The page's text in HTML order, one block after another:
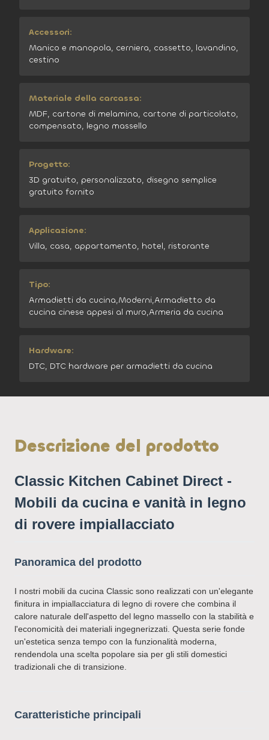
Accessori:
Manico e manopola, cerniera, cassetto, lavandino,
cestino
Materiale della carcassa:
MDF, cartone di melamina, cartone di particolato,
compensato, legno massello
Progetto:
3D gratuito, personalizzato, disegno semplice
gratuito fornito
Applicazione:
Villa, casa, appartamento, hotel, ristorante
Tipo:
Armadietti da cucina,Moderni,Armadietto da
cucina cinese appesi al muro,Armeria da cucina
Hardware:
DTC, DTC hardware per armadietti da cucina
Descrizione del prodotto
Classic Kitchen Cabinet Direct -
Mobili da cucina e vanità in legno
di rovere impiallacciato
Panoramica del prodotto
I nostri mobili da cucina Classic sono realizzati con un'elegante
finitura in impiallacciatura di legno di rovere che combina il
calore naturale dell'aspetto del legno massello con la stabilità e
l'economicità dei materiali ingegnerizzati. Questa serie fonde
un'estetica senza tempo con la funzionalità moderna,
rendendola una scelta popolare sia per gli stili domestici
tradizionali che di transizione.
Caratteristiche principali